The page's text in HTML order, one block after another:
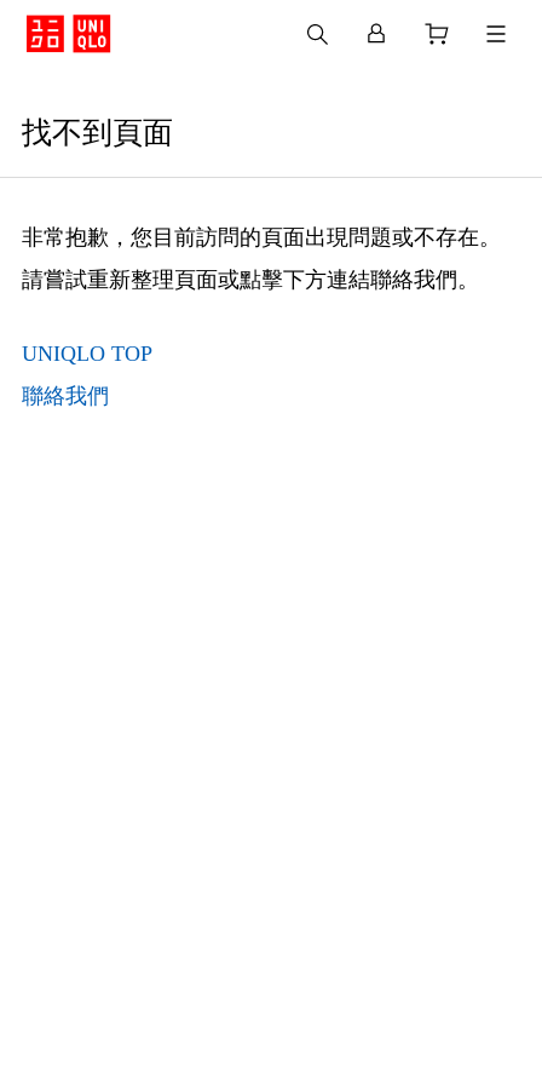
找不到頁面
非常抱歉，您目前訪問的頁面出現問題或不存在。
請嘗試重新整理頁面或點擊下方連結聯絡我們。
UNIQLO TOP
聯絡我們